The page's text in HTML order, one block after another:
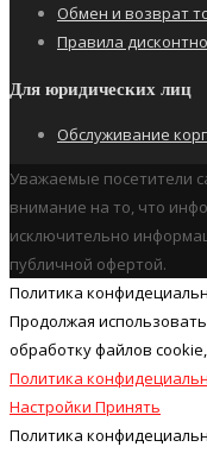
Обмен и возврат
Правила
Для юридических лиц
Обслуживание
Уважаемые посетители
внимание на то, что
исключительно
публичной офертой.
Политика
Продолжая
обработку файлов
Политика
Настройки Принять
Политика